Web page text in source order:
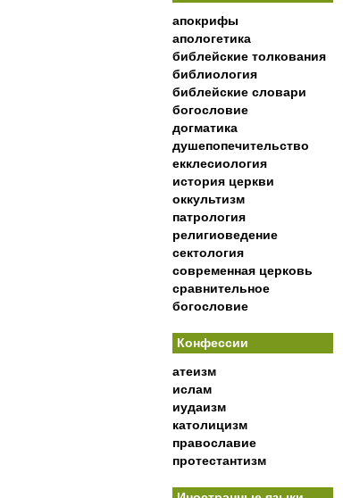
апокрифы
апологетика
библейские толкования
библиология
библейские словари
богословие
догматика
душепопечительство
екклесиология
история церкви
оккультизм
патрология
религиоведение
сектология
современная церковь
сравнительное
богословие
Конфессии
атеизм
ислам
иудаизм
католицизм
православие
протестантизм